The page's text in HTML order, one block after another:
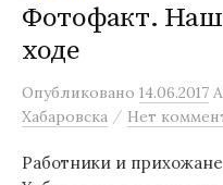
Фотофакт.
ходе
Опубликовано 14.06.2017
Хабаровска / Нет
Работники и